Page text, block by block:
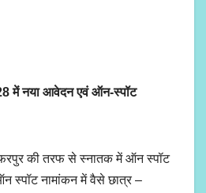
में नया आवेदन एवं ऑन-स्पॉट
की तरफ से स्नातक में ऑन स्पॉट
स्पॉट नामांकन में वैसे छात्र –